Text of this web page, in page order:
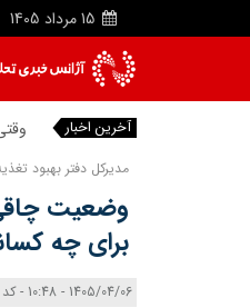
15 مرداد 1405
آخرین اخبار
مدیرکل دفتر بهبود
وضعیت
برای چه
1405/04/06 - 10:48 - کد خبر: 163235